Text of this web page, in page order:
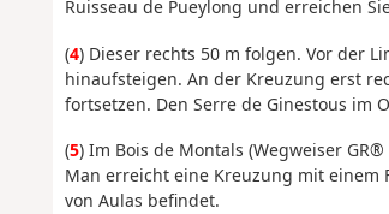
Ruisseau de Pueylong und erreichen
(4) Dieser rechts 50 m folgen. Vor der
hinaufsteigen. An der Kreuzung erst
fortsetzen. Den Serre de Ginestous im
(5) Im Bois de Montals (Wegweiser
Man erreicht eine Kreuzung mit einem
von Aulas befindet.